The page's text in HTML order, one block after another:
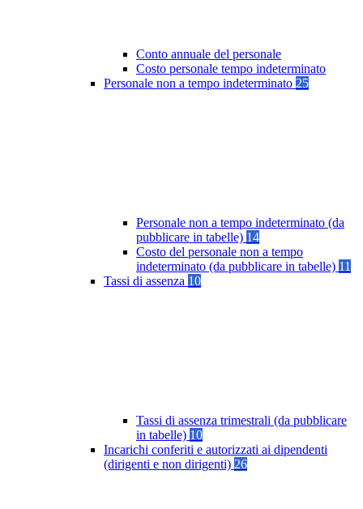
Conto annuale del personale
Costo personale tempo indeterminato
Personale non a tempo indeterminato 25
Personale non a tempo indeterminato (da
pubblicare in tabelle) 14
Costo del personale non a tempo
indeterminato (da pubblicare in tabelle) 11
Tassi di assenza 10
Tassi di assenza trimestrali (da pubblicare
in tabelle) 10
Incarichi conferiti e autorizzati ai dipendenti
(dirigenti e non dirigenti) 26